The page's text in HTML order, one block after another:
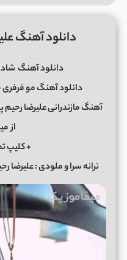
دانلود آهنگ
دانلود آهنگ شاد
دانلود آهنگ مو
از
+ کلیپ
ترانه سرا و ملودی : علیرضا